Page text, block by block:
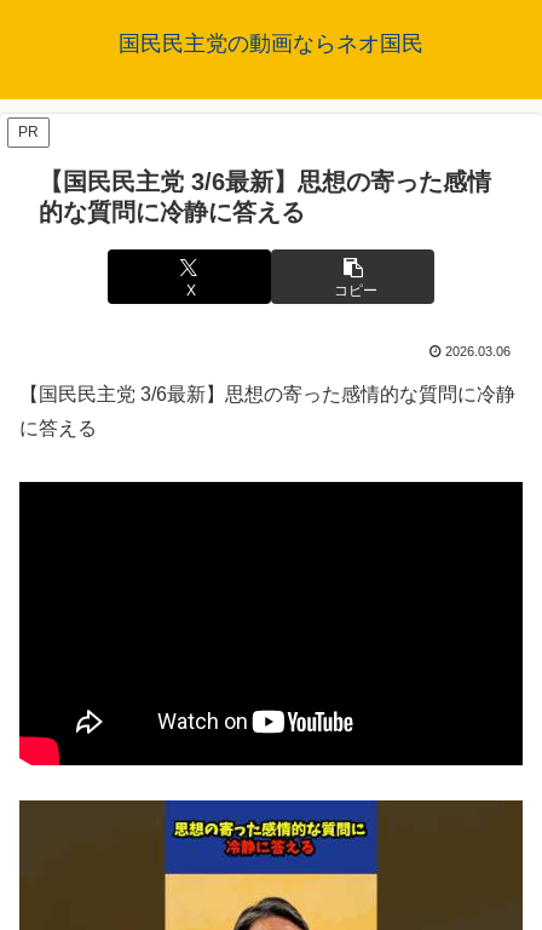
国民民主党の動画ならネオ国民
PR
【国民民主党 3/6最新】思想の寄った感情
的な質問に冷静に答える
X コピー
2026.03.06
【国民民主党 3/6最新】思想の寄った感情的な質問に冷静
に答える